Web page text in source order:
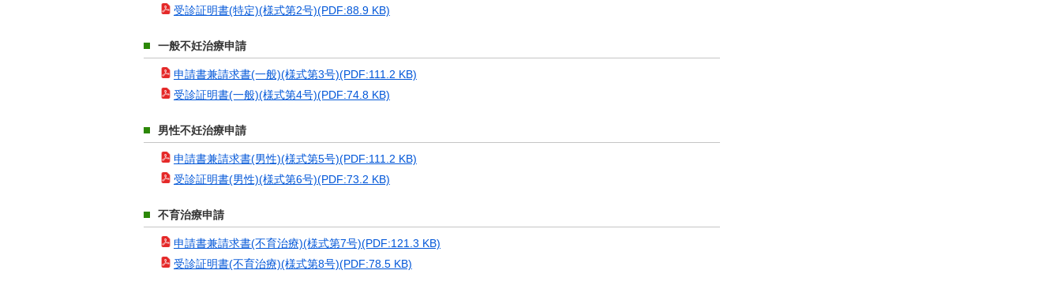
受診証明書(特定)(様式第2号)(PDF:88.9 KB)
一般不妊治療申請
申請書兼請求書(一般)(様式第3号)(PDF:111.2 KB)
受診証明書(一般)(様式第4号)(PDF:74.8 KB)
男性不妊治療申請
申請書兼請求書(男性)(様式第5号)(PDF:111.2 KB)
受診証明書(男性)(様式第6号)(PDF:73.2 KB)
不育治療申請
申請書兼請求書(不育治療)(様式第7号)(PDF:121.3 KB)
受診証明書(不育治療)(様式第8号)(PDF:78.5 KB)